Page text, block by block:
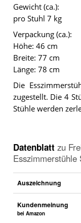
Gewicht (ca.):
pro Stuhl 7 kg
Verpackung (ca.):
Höhe: 46 cm
Breite: 77 cm
Länge: 78 cm
Die
zugestellt. Die 4
Stühle werden
Datenblatt zu
Esszimmerstühle
Auszeichnung
Kundenmeinung
bei Amazon